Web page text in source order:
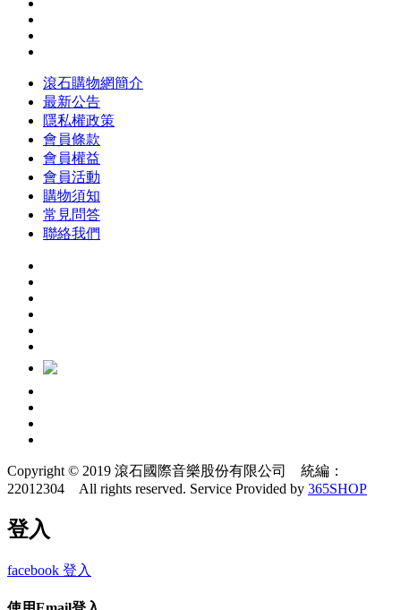
滾石購物網簡介
最新公告
隱私權政策
會員條款
會員權益
會員活動
購物須知
常見問答
聯絡我們
Copyright © 2019 滾石國際音樂股份有限公司 統編：
22012304 All rights reserved. Service Provided by 365SHOP
登入
facebook 登入